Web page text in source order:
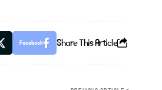
Share This Article
Facebook